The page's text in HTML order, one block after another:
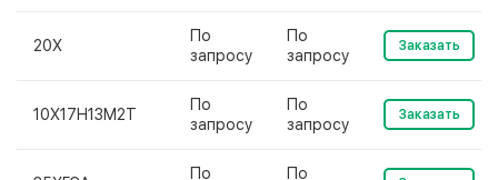
20Х
По
запросу
По
запросу
Заказать
10Х17Н13М2Т
По
запросу
По
запросу
Заказать
По
По